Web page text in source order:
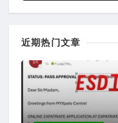
近期热门文章